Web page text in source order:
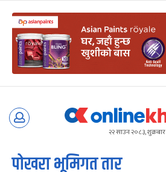
Skip
२२ साउन २०८३, शुक्रबार
पोखरा भूमिगत तार